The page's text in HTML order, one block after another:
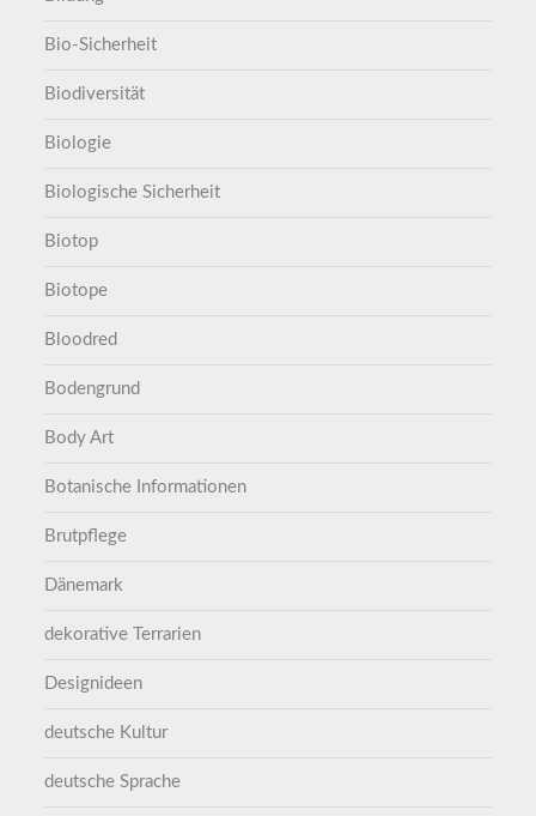
Bio-Sicherheit
Biodiversität
Biologie
Biologische Sicherheit
Biotop
Biotope
Bloodred
Bodengrund
Body Art
Botanische Informationen
Brutpflege
Dänemark
dekorative Terrarien
Designideen
deutsche Kultur
deutsche Sprache